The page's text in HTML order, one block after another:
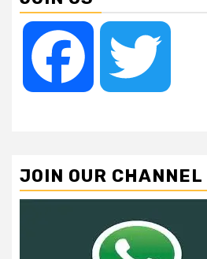
Facebook
JOIN OUR CHANNEL